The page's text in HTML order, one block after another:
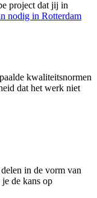
project dat jij in
nodig in Rotterdam
kwaliteitsnormen
dat het werk niet
in de vorm van
de kans op